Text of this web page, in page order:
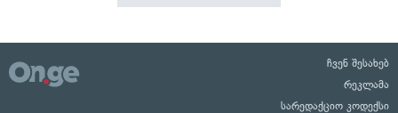
ჩვენ შესახებ
რეკლამა
სარედაქციო კოდექსი